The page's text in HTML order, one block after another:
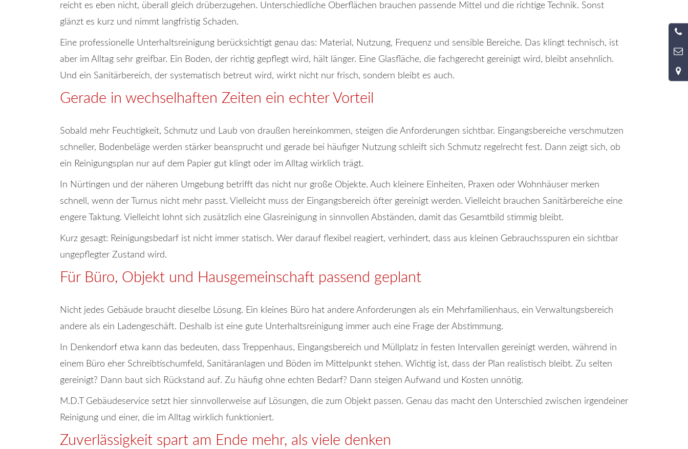
reicht es eben nicht, überall gleich drüberzugehen. Unterschiedliche Oberflächen brauchen passende Mittel und die richtige Technik. Sonst
glänzt es kurz und nimmt langfristig Schaden.
Eine professionelle Unterhaltsreinigung berücksichtigt genau das: Material, Nutzung, Frequenz und sensible Bereiche. Das klingt technisch, ist
aber im Alltag sehr greifbar. Ein Boden, der richtig gepflegt wird, hält länger. Eine Glasfläche, die fachgerecht gereinigt wird, bleibt ansehnlich.
Und ein Sanitärbereich, der systematisch betreut wird, wirkt nicht nur frisch, sondern bleibt es auch.
Gerade in wechselhaften Zeiten ein echter Vorteil
Sobald mehr Feuchtigkeit, Schmutz und Laub von draußen hereinkommen, steigen die Anforderungen sichtbar. Eingangsbereiche verschmutzen
schneller, Bodenbeläge werden stärker beansprucht und gerade bei häufiger Nutzung schleift sich Schmutz regelrecht fest. Dann zeigt sich, ob
ein Reinigungsplan nur auf dem Papier gut klingt oder im Alltag wirklich trägt.
In Nürtingen und der näheren Umgebung betrifft das nicht nur große Objekte. Auch kleinere Einheiten, Praxen oder Wohnhäuser merken
schnell, wenn der Turnus nicht mehr passt. Vielleicht muss der Eingangsbereich öfter gereinigt werden. Vielleicht brauchen Sanitärbereiche eine
engere Taktung. Vielleicht lohnt sich zusätzlich eine Glasreinigung in sinnvollen Abständen, damit das Gesamtbild stimmig bleibt.
Kurz gesagt: Reinigungsbedarf ist nicht immer statisch. Wer darauf flexibel reagiert, verhindert, dass aus kleinen Gebrauchsspuren ein sichtbar
ungepflegter Zustand wird.
Für Büro, Objekt und Hausgemeinschaft passend geplant
Nicht jedes Gebäude braucht dieselbe Lösung. Ein kleines Büro hat andere Anforderungen als ein Mehrfamilienhaus, ein Verwaltungsbereich
andere als ein Ladengeschäft. Deshalb ist eine gute Unterhaltsreinigung immer auch eine Frage der Abstimmung.
In Denkendorf etwa kann das bedeuten, dass Treppenhaus, Eingangsbereich und Müllplatz in festen Intervallen gereinigt werden, während in
einem Büro eher Schreibtischumfeld, Sanitäranlagen und Böden im Mittelpunkt stehen. Wichtig ist, dass der Plan realistisch bleibt. Zu selten
gereinigt? Dann baut sich Rückstand auf. Zu häufig ohne echten Bedarf? Dann steigen Aufwand und Kosten unnötig.
M.D.T Gebäudeservice setzt hier sinnvollerweise auf Lösungen, die zum Objekt passen. Genau das macht den Unterschied zwischen irgendeiner
Reinigung und einer, die im Alltag wirklich funktioniert.
Zuverlässigkeit spart am Ende mehr, als viele denken